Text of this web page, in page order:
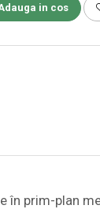
in cos
în prim-plan